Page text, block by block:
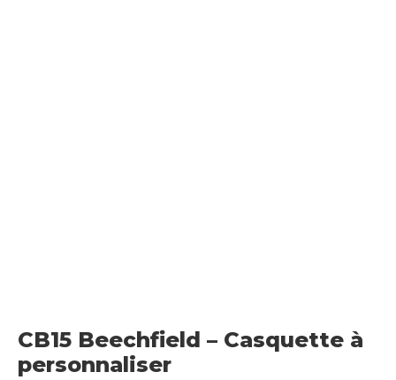
CB15 Beechfield – Casquette à
personnaliser